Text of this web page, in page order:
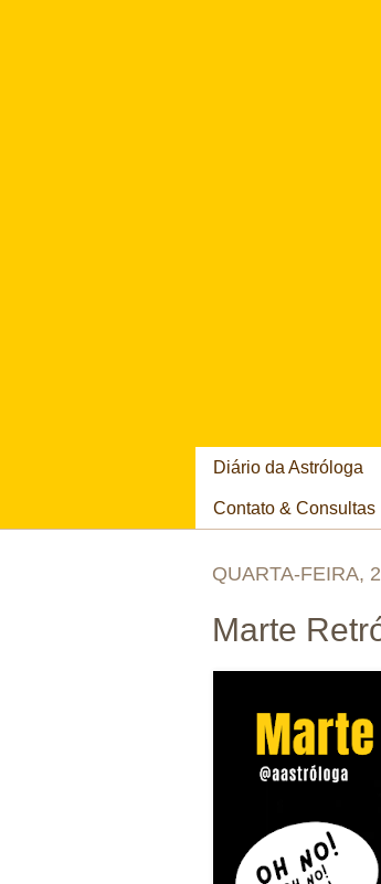
Diário da Astróloga
Contato & Consultas
QUARTA-FEIRA,
Marte